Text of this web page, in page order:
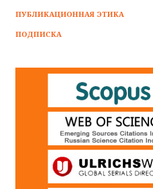
ПУБЛИКАЦИОННАЯ ЭТИКА
ПОДПИСКА